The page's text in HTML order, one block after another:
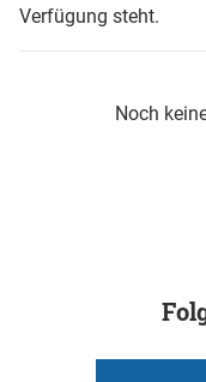
Verfügung steht.
Noch